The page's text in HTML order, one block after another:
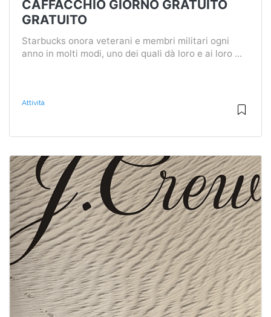
CAFFACCHIO GIORNO GRATUITO
GRATUITO
Starbucks onora veterani e membri militari ogni
anno in molti modi, uno dei quali dà loro e ai loro ...
Attività